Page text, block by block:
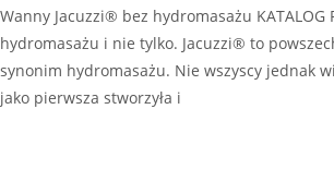
Wanny Jacuzzi® bez hydromasażu
hydromasażu i nie tylko. Jacuzzi® to
synonim hydromasażu. Nie wszyscy jednak
jako pierwsza stworzyła i